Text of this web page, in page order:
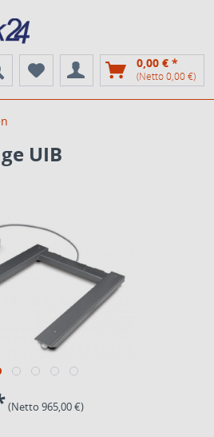
0,00 € *
(Netto 0,00 €)
UIB
(Netto 965,00 €)